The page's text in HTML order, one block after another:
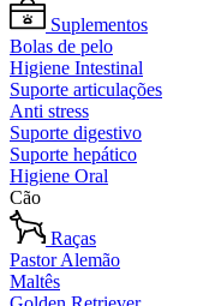
Suplementos
Bolas de pelo
Higiene Intestinal
Suporte articulações
Anti stress
Suporte digestivo
Suporte hepático
Higiene Oral
Cão
Raças
Pastor Alemão
Maltês